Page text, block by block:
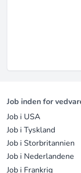
Job inden for
Job i USA
Job i Tyskland
Job i Storbritannien
Job i Nederlandene
Job i Frankrig